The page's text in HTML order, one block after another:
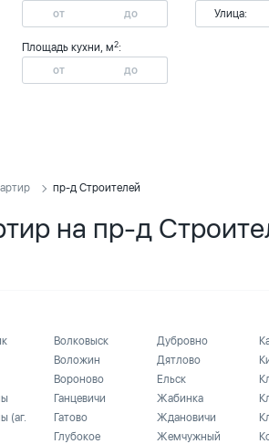
Площадь кухни, м2:
Улица:
пр-д Строителей
на пр-д
(аг.
Волковыск
Воложин
Вороново
Ганцевичи
Гатово
Глубокое
Дубровно
Дятлово
Ельск
Жабинка
Ждановичи
Жемчужный